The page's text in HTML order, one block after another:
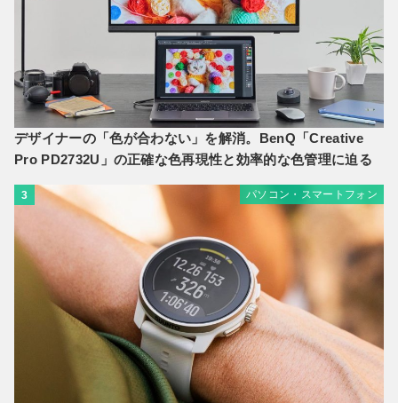
デザイナーの「色が合わない」を解消。BenQ「Creative
Pro PD2732U」の正確な色再現性と効率的な色管理に迫る
3 パソコン・スマートフォン